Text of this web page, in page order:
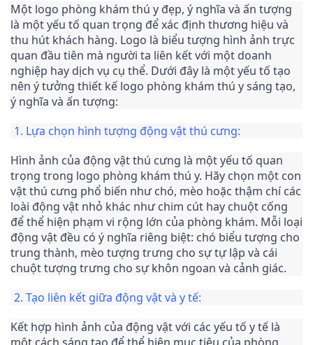
Một logo phòng khám thú y đẹp, ý nghĩa và ấn tượng
là một yếu tố quan trọng để xác định thương hiệu và
thu hút khách hàng. Logo là biểu tượng hình ảnh trực
quan đầu tiên mà người ta liên kết với một doanh
nghiệp hay dịch vụ cụ thể. Dưới đây là một yếu tố tạo
nên ý tưởng thiết kế logo phòng khám thú y sáng tạo,
ý nghĩa và ấn tượng:
1. Lựa chọn hình tượng động vật thú cưng:
Hình ảnh của động vật thú cưng là một yếu tố quan
trọng trong logo phòng khám thú y. Hãy chọn một con
vật thú cưng phổ biến như chó, mèo hoặc thậm chí các
loài động vật nhỏ khác như chim cút hay chuột cống
để thể hiện phạm vi rộng lớn của phòng khám. Mỗi loại
động vật đều có ý nghĩa riêng biệt: chó biểu tượng cho
trung thành, mèo tượng trưng cho sự tự lập và cái
chuột tượng trưng cho sự khôn ngoan và cảnh giác.
2. Tạo liên kết giữa động vật và y tế:
Kết hợp hình ảnh của động vật với các yếu tố y tế là
một cách sáng tạo để thể hiện mục tiêu của phòng